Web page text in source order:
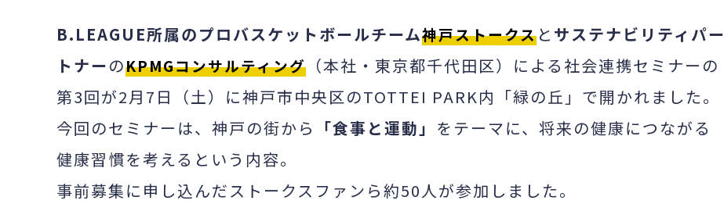
B.LEAGUE所属のプロバスケットボールチーム神戸ストークスと サステナビリティパー
トナーのKPMGコンサルティング （本社・東京都千代田区）による社会連携セミナーの
第3回が2月7日（土）に神戸市中央区のTOTTEI PARK内「緑の丘」で開かれました。
今回のセミナーは、神戸の街から 「食事と運動」 をテーマに、将来の健康につながる
健康習慣を考えるという内容。
事前募集に申し込んだストークスファンら約50人が参加しました。